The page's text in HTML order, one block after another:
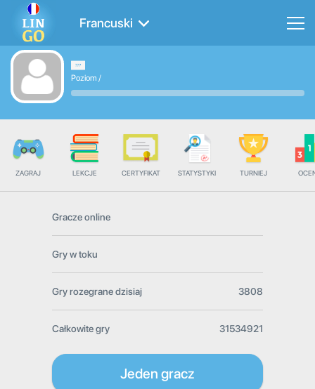
Francuski
Poziom /
ZAGRAJ LEKCJE CERTYFIKAT STATYSTYKI TURNIEJ
Gracze online
Gry w toku
Gry rozegrane dzisiaj 3808
Całkowite gry 31534921
Jeden gracz